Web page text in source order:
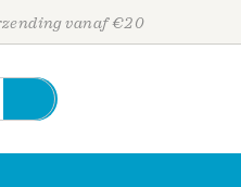
vanaf €20